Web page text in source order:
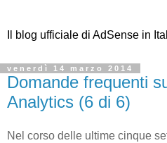
Il blog ufficiale di AdSense in
venerdì 14 marzo 2014
Domande frequenti
Analytics (6 di 6)
Nel corso delle ultime cinque